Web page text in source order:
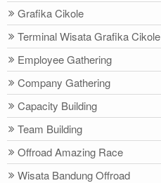
Grafika Cikole
Terminal Wisata Grafika Cikole
Employee Gathering
Company Gathering
Capacity Building
Team Building
Offroad Amazing Race
Wisata Bandung Offroad